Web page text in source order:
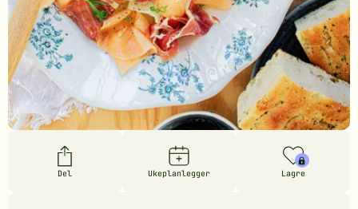
Del Ukeplanlegger Lagre